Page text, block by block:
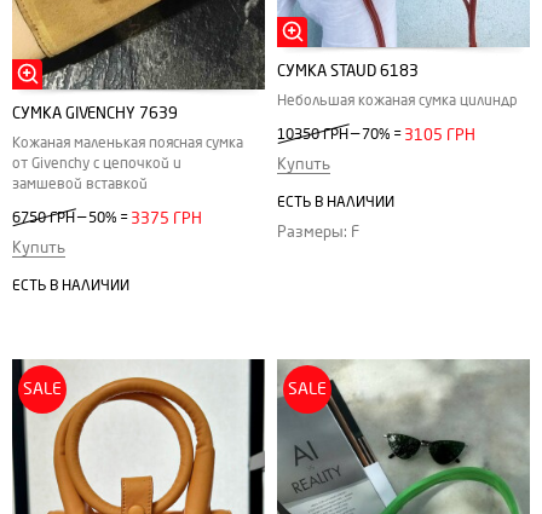
СУМКА GIVENCHY 7639
Кожаная маленькая поясная сумка
от Givenchy с цепочкой и
замшевой вставкой
6750 ГРН— 50% = 3375 ГРН
Купить
ЕСТЬ В НАЛИЧИИ
СУМКА STAUD 6183
Небольшая кожаная сумка цилиндр
10350 ГРН— 70% = 3105 ГРН
Купить
ЕСТЬ В НАЛИЧИИ
Размеры: F
SALE SALE